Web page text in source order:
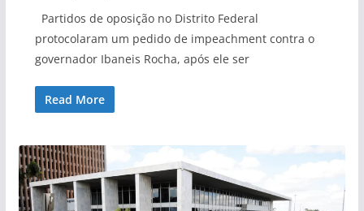
Partidos de oposição no Distrito Federal
protocolaram um pedido de impeachment contra o
governador Ibaneis Rocha, após ele ser
Read More